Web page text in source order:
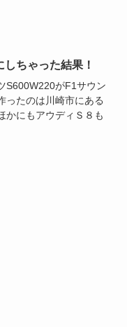
ちゃった結果！
S600W220がF1サウン
たのは川崎市にある
かにもアウディＳ８も